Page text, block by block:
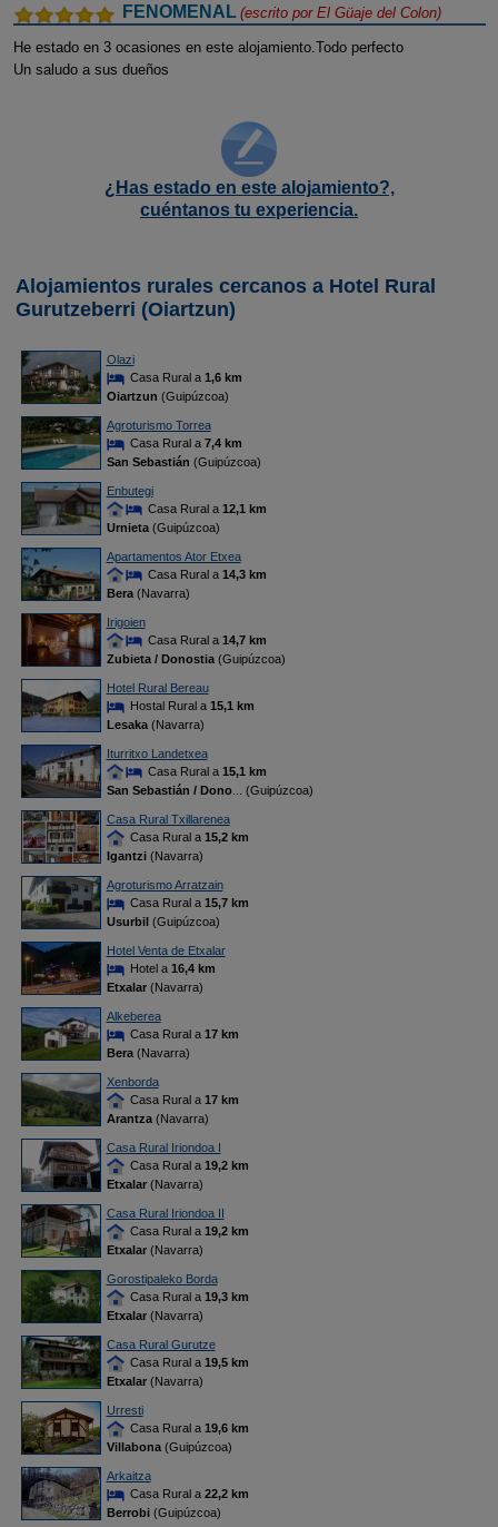
FENOMENAL (escrito por El Güaje del Colon)
He estado en 3 ocasiones en este alojamiento.Todo perfecto
Un saludo a sus dueños
¿Has estado en este alojamiento?,
cuéntanos tu experiencia.
Alojamientos rurales cercanos a Hotel Rural
Gurutzeberri (Oiartzun)
Olazi
Casa Rural a 1,6 km
Oiartzun (Guipúzcoa)
Agroturismo Torrea
Casa Rural a 7,4 km
San Sebastián (Guipúzcoa)
Enbutegi
Casa Rural a 12,1 km
Urnieta(Guipúzcoa)
Apartamentos Ator Etxea
Casa Rural a 14,3 km
Bera(Navarra)
Irigoien
Casa Rural a 14,7 km
Zubieta / Donostia(Guipúzcoa)
Hotel Rural Bereau
Hostal Rural a 15,1 km
Lesaka(Navarra)
Iturritxo Landetxea
Casa Rural a 15,1 km
San Sebastián / Dono... (Guipúzcoa)
Casa Rural Txillarenea
Casa Rural a 15,2 km
Igantzi(Navarra)
Agroturismo Arratzain
Casa Rural a 15,7 km
Usurbil(Guipúzcoa)
Hotel Venta de Etxalar
Hotel a 16,4 km
Etxalar(Navarra)
Alkeberea
Casa Rural a 17 km
Bera(Navarra)
Xenborda
Casa Rural a 17 km
Arantza(Navarra)
Casa Rural Iriondoa I
Casa Rural a 19,2 km
Etxalar(Navarra)
Casa Rural Iriondoa II
Casa Rural a 19,2 km
Etxalar(Navarra)
Gorostipaleko Borda
Casa Rural a 19,3 km
Etxalar(Navarra)
Casa Rural Gurutze
Casa Rural a 19,5 km
Etxalar(Navarra)
Urresti
Casa Rural a 19,6 km
Villabona(Guipúzcoa)
Arkaitza
Casa Rural a 22,2 km
Berrobi(Guipúzcoa)